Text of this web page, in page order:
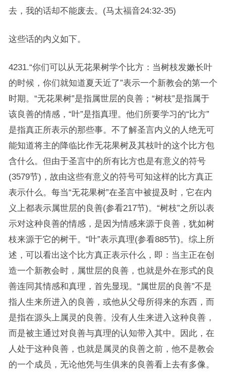
去，我的话却不能废去。(马太福音24:32-35)
这些话的内义如下。
4231.“你们可以从无花果树学个比方：当树枝发嫩长叶
的时候，你们就知道夏天近了”表示一个新教会的第一个
时期。“无花果树”是指属世层的良善；“树枝”是指属于
该良善的情感，“叶”是指真理。他们所要学习的“比方”
是指真正所表示的那些事。不了解圣言内义的人绝无可
能知道将主的降临比作无花果树及其枝叶的这个比方包
含什么。但由于圣言中的所有比方也是有意义的符号
(3579节)，故由这些有意义的符号可知这样的比方真正
表示什么。每当“无花果树”在圣言中被提及时，它在内
义上都表示属世层的良善(参看217节)。“树枝”之所以表
示对这种良善的情感，是因为情感来源于良善，犹如树
枝来源于它的树干。“叶”表示真理(参看885节)。综上所
述，可以看出这个比方真正表示什么，即：当主正在创
造一个新教会时，属世层的良善，也就是外在形式的良
善连同其情感和真理，首先显现。“属世层的良善”不是
指人生来所进入的良善，或他从父母所得来的东西，而
是指在源头上属灵的良善。没有人生来进入这种良善，
而是被主通过对良善与真理的认知带入其中。因此，在
人处于这种良善，也就是属灵的良善之前，他不是教会
的一个成员，无论他凭与生俱来的良善看上去有多像。